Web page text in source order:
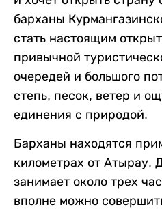
барханы
стать настоящим
привычной
очередей и большого
степь, песок, ветер и
единения с природой.
Барханы находятся
километрах от Атырау.
занимает около трех
вполне можно